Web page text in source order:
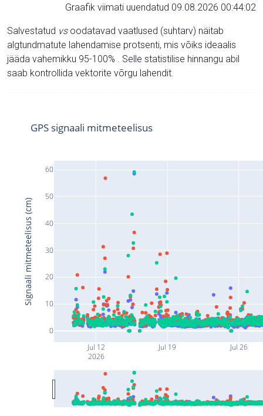
Graafik viimati uuendatud 09.08.2026 00:44:02
Salvestatud vsoodatavad vaatlused (suhtarv) näitab
algtundmatute lahendamise protsenti, mis võiks ideaalis
jääda vahemikku 95-100% . Selle statistilise hinnangu abil
saab kontrollida vektorite võrgu lahendit.
Jul 12
2026
Jul 19 Jul 26
0
10
20
30
40
50
60
GPS signaali mitmeteelisus
Signaali mitmeteelisus (cm)